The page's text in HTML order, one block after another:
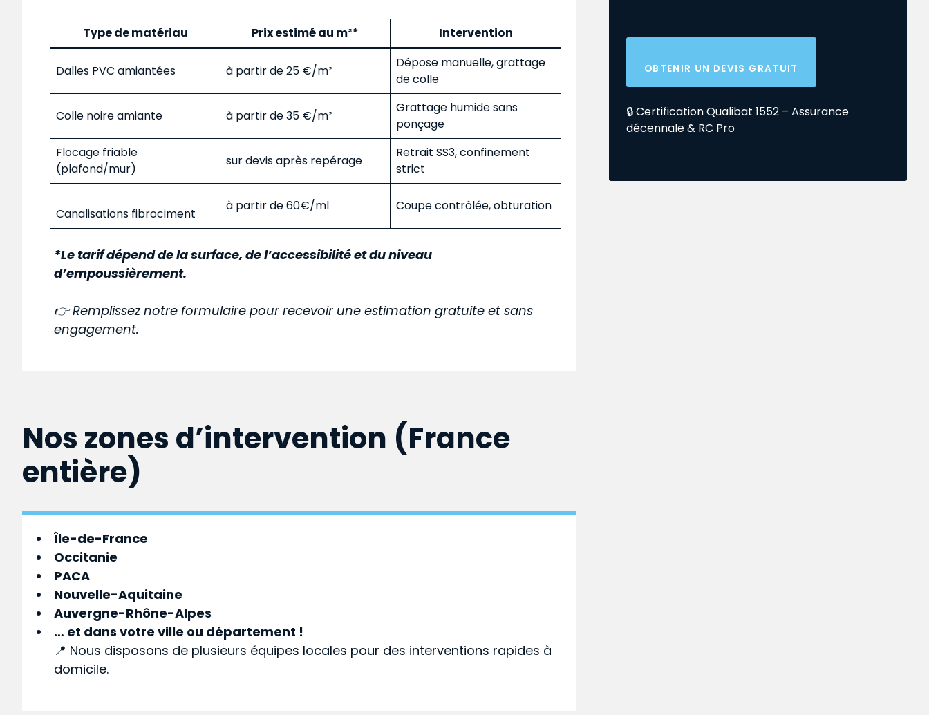
Type de matériau Prix estimé au m²* Intervention
Dalles PVC amiantées à partir de 25 €/m²
Dépose manuelle, grattage
de colle
Colle noire amiante à partir de 35 €/m²
Grattage humide sans
ponçage
Flocage friable
(plafond/mur)
sur devis après repérage
Retrait SS3, confinement
strict
Canalisations fibrociment
à partir de 60€/ml Coupe contrôlée, obturation
*Le tarif dépend de la surface, de l’accessibilité et du niveau
d’empoussièrement.
👉 Remplissez notre formulaire pour recevoir une estimation gratuite et sans
engagement.
Nos zones d’intervention (France
entière)
Île-de-France
Occitanie
PACA
Nouvelle-Aquitaine
Auvergne-Rhône-Alpes
… et dans votreville ou département !
📍 Nous disposons de plusieurs équipes locales pour des interventions rapides à
domicile.
OBTENIR UN DEVIS GRATUIT
🔒 Certification Qualibat 1552 – Assurance
décennale & RC Pro